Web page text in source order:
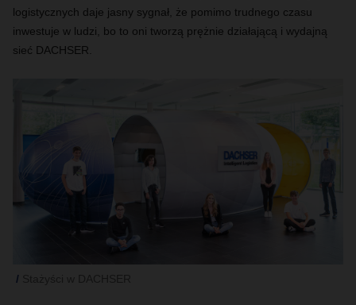
logistycznych daje jasny sygnał, że pomimo trudnego czasu
inwestuje w ludzi, bo to oni tworzą prężnie działającą i wydajną
sieć DACHSER.